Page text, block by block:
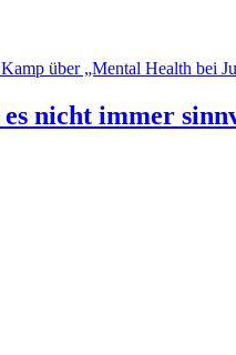
über „Mental Health bei
nicht immer